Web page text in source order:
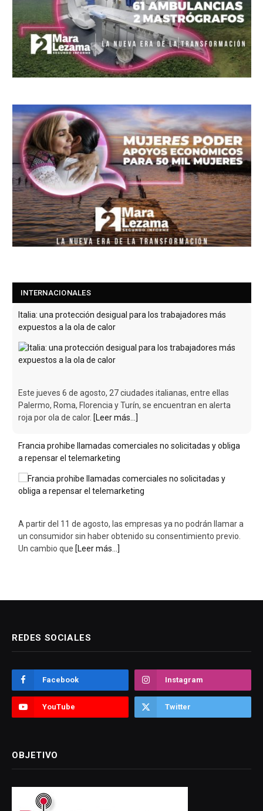
INTERNACIONALES
Italia: una protección desigual para los trabajadores más
expuestos a la ola de calor
Este jueves 6 de agosto, 27 ciudades italianas, entre ellas
Palermo, Roma, Florencia y Turín, se encuentran en alerta
roja por ola de calor. [Leer más...]
Francia prohibe llamadas comerciales no solicitadas y obliga
a repensar el telemarketing
A partir del 11 de agosto, las empresas ya no podrán llamar a
un consumidor sin haber obtenido su consentimiento previo.
Un cambio que [Leer más...]
REDES SOCIALES
Facebook Instagram
YouTube Twitter
OBJETIVO